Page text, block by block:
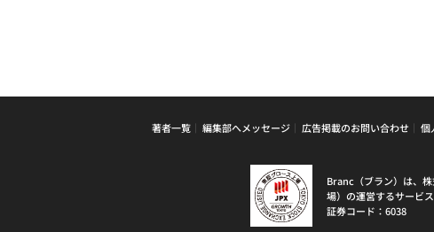
著者一覧 編集部へメッセージ 広告掲載のお問い合わせ 個
Branc（ブラン）は、
場）の運営するサービス
証券コード：6038